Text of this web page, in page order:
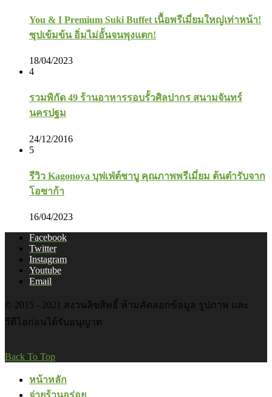
You & I Premium Suki Buffet เนื้อพรีเมี่ยมใหญ่เท่าหน้า!
ซุปเข้มข้น อิ่มไม่อั้นจนพุงแตก!
18/04/2023
4
รวมพิกัด 49 ร้านอาหารรอบรั้วศิลปากร สนามจันทร์
นครปฐม
24/12/2016
5
รีวิว Kagonoya บุฟเฟ่ต์ชาบู คุณภาพพรีเมี่ยม ต้นตำรับจาก
โอซาก้า
16/04/2023
Facebook
Twitter
Instagram
Youtube
Email
© 2015 - 2021 สงวนลิขสิทธิ์ ห้ามคัดลอกข้อมูล รูปภาพ และ
วีดีโอก่อนได้รับอนุญาต
Back To Top
หน้าหลัก
จ่ายร้านอร่อย